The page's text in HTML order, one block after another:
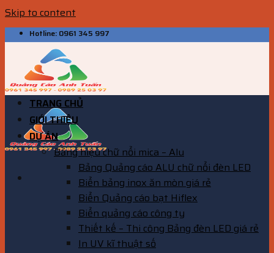
Skip to content
Hotline: 0961 345 997
TRANG CHỦ
GIỚI THIỆU
DỰ ÁN
Bảng hiệu chữ nổi mica – Alu
Bảng Quảng cáo ALU chữ nổi đèn LED
Biển bảng inox ăn mòn giá rẻ
Biển Quảng cáo bạt Hiflex
Biển quảng cáo công ty
Thiết kế – Thi công Bảng đèn LED giá rẻ
In UV kĩ thuật số